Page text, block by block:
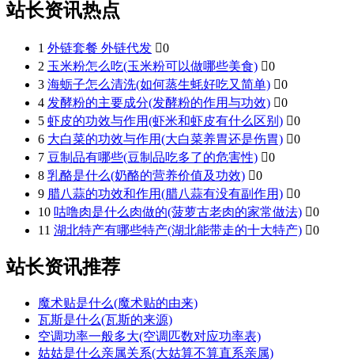
站长资讯热点
1 外链套餐 外链代发 0
2 玉米粉怎么吃(玉米粉可以做哪些美食) 0
3 海蛎子怎么清洗(如何蒸生蚝好吃又简单) 0
4 发酵粉的主要成分(发酵粉的作用与功效) 0
5 虾皮的功效与作用(虾米和虾皮有什么区别) 0
6 大白菜的功效与作用(大白菜养胃还是伤胃) 0
7 豆制品有哪些(豆制品吃多了的危害性) 0
8 乳酪是什么(奶酪的营养价值及功效) 0
9 腊八蒜的功效和作用(腊八蒜有没有副作用) 0
10 咕噜肉是什么肉做的(菠萝古老肉的家常做法) 0
11 湖北特产有哪些特产(湖北能带走的十大特产) 0
站长资讯推荐
魔术贴是什么(魔术贴的由来)
瓦斯是什么(瓦斯的来源)
空调功率一般多大(空调匹数对应功率表)
姑姑是什么亲属关系(大姑算不算直系亲属)